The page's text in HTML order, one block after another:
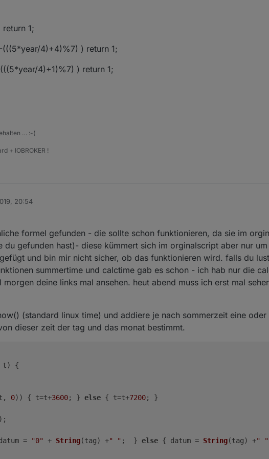
1;
4)+4)%7) ) return 1;
4)+1)%7) ) return 1;
… :-(
+ IOBROKER !
20:54
formel gefunden - die sollte schon funktionieren, da sie im
du gefunden hast)- diese kümmert sich im orginalscript aber nur
und bin mir nicht sicher, ob das funktionieren wird. falls du
summertime und calctime gab es schon - ich hab nur die
deine links mal ansehen. heut abend muss ich erst mal
(standard linux time) und addiere je nach sommerzeit eine oder
dieser zeit der tag und das monat bestimmt.
t) {
0)) { t=t+3600; } else { t=t+7200; }
= "0" + String(tag) +" " ;  } else { datum = String(tag) +" "